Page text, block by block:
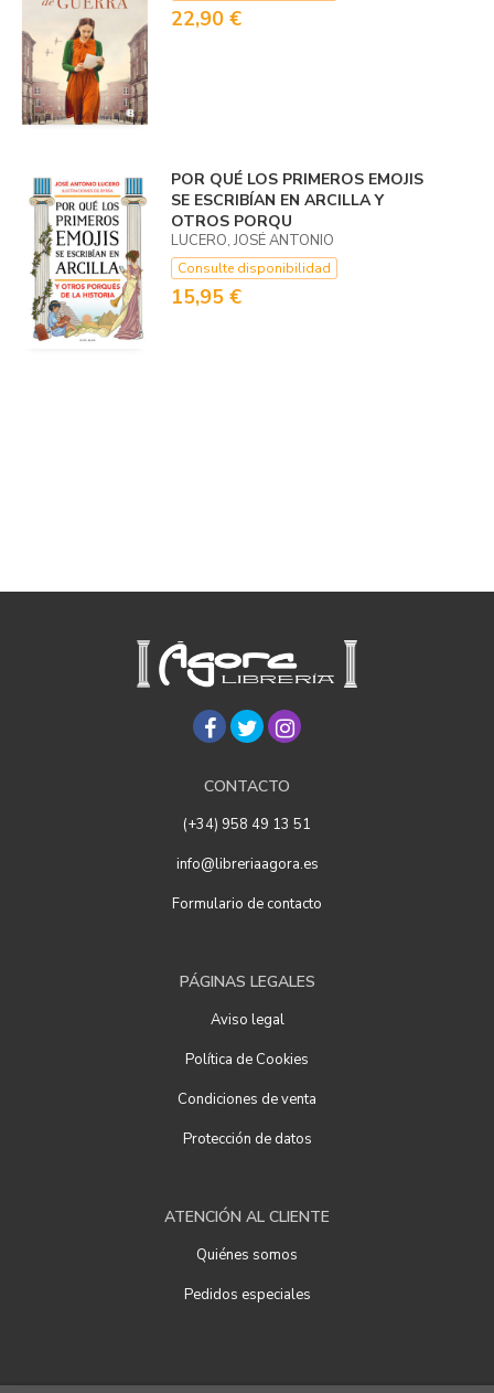
22,90 €
POR QUÉ LOS PRIMEROS EMOJIS
SE ESCRIBÍAN EN ARCILLA Y
OTROS PORQU
LUCERO, JOSÉ ANTONIO
Consulte disponibilidad
15,95 €
CONTACTO
(+34) 958 49 13 51
info@libreriaagora.es
Formulario de contacto
PÁGINAS LEGALES
Aviso legal
Política de Cookies
Condiciones de venta
Protección de datos
ATENCIÓN AL CLIENTE
Quiénes somos
Pedidos especiales